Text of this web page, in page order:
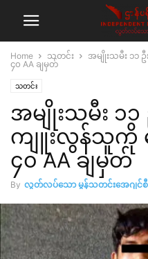
Home သတင်း
အမျိုးသမီး ၁၁
၄၀ AA ချမှတ်
သတင်း
အမျိုးသမီး ၁၁
ကျူးလွန်သူကို
၄၀ AA ချမှတ်
By လွတ်လပ်သော မွန်သတင်းအေဂျင်စီ